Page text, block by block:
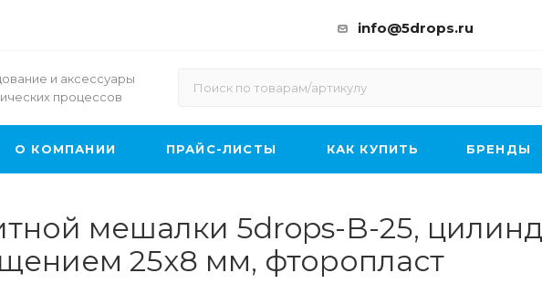
info@5drops.ru
и аксессуары
процессов
О КОМПАНИИ ПРАЙС-ЛИСТЫ КАК КУПИТЬ БРЕНДЫ
мешалки 5drops-B-25,
25х8 мм, фторопласт